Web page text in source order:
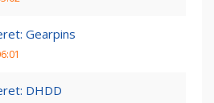
Gearpins
DHDD